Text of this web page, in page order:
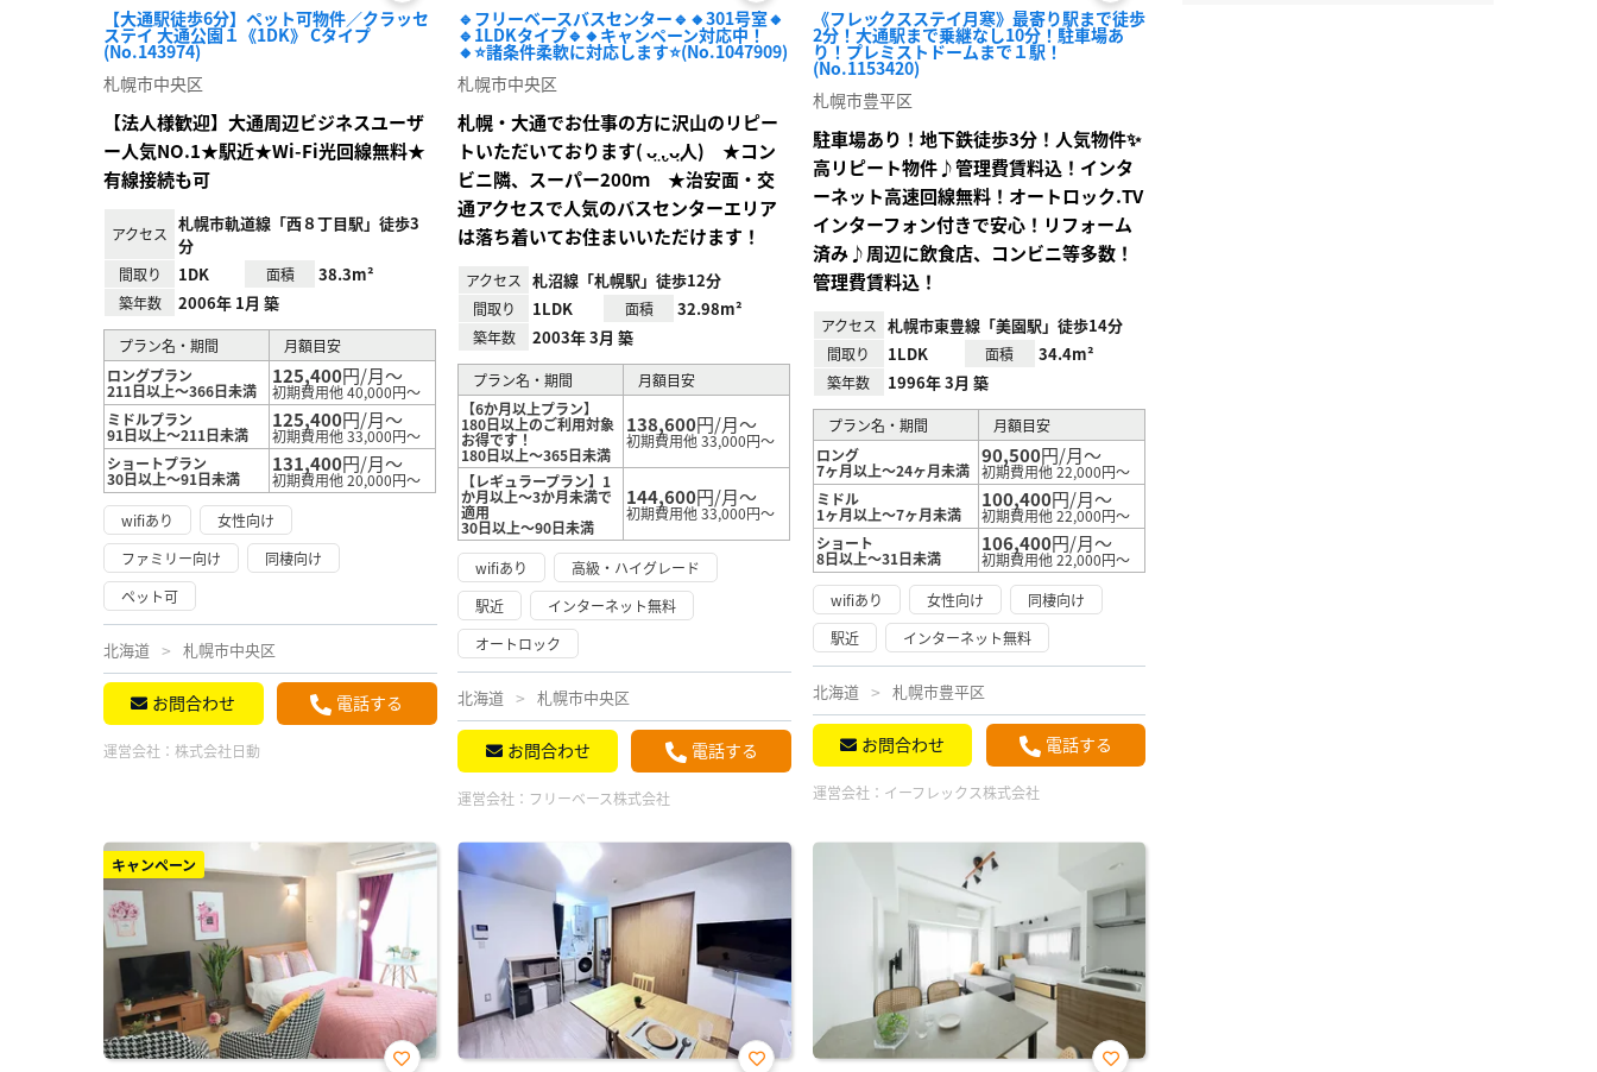
【大通駅徒歩6分】ペット可物件／クラッセ
ステイ 大通公園１《1DK》 Cタイプ
(No.143974)
お気
に入
札幌市中央区
【法人様歓迎】大通周辺ビジネスユーザ
ー人気NO.1★駅近★Wi-Fi光回線無料★
有線接続も可
アクセス
札幌市軌道線「西８丁目駅」徒歩3
分
間取り 1DK 面積 38.3m²
築年数 2006年 1月 築
プラン名・期間
月額目安
ロングプラン
211日以上～366日未満
125,400円/月～
初期費用他 40,000円～
ミドルプラン
91日以上～211日未満
125,400円/月～
初期費用他 33,000円～
ショートプラン
30日以上～91日未満
131,400円/月～
初期費用他 20,000円～
wifiあり
女性向け
ファミリー向け
同棲向け
ペット可
北海道 札幌市中央区
お問合わせ 電話する
運営会社： 株式会社日動
🔹フリーベースバスセンター🔹🔸301号室🔸
🔹1LDKタイプ🔹🔸キャンペーン対応中！
🔸⭐諸条件柔軟に対応します⭐(No.1047909)
お気
に入
り登
録
札幌市中央区
札幌・大通でお仕事の方に沢山のリピー
トいただいております( ᴗ̤ .̮ ᴗ̤人) ★コン
ビニ隣、スーパー200ｍ ★治安面・交
通アクセスで人気のバスセンターエリア
は落ち着いてお住まいいただけます！
アクセス 札沼線「札幌駅」徒歩12分
間取り 1LDK 面積 32.98m²
築年数 2003年 3月 築
プラン名・期間
月額目安
【6か月以上プラン】
180日以上のご利用対象
お得です！
180日以上～365日未満
138,600円/月～
初期費用他 33,000円～
【レギュラープラン】1
か月以上～3か月未満で
適用
30日以上～90日未満
144,600円/月～
初期費用他 33,000円～
wifiあり
高級・ハイグレード
駅近
インターネット無料
オートロック
北海道 札幌市中央区
お問合わせ 電話する
運営会社： フリーベース株式会社
《フレックスステイ月寒》最寄り駅まで徒歩
2分！大通駅まで乗継なし10分！駐車場あ
り！プレミストドームまで１駅！
(No.1153420)
お気
に入
り登
札幌市豊平区
駐車場あり！地下鉄徒歩3分！人気物件✨
高リピート物件♪管理費賃料込！インタ
ーネット高速回線無料！オートロック.TV
インターフォン付きで安心！リフォーム
済み♪周辺に飲食店、コンビニ等多数！
管理費賃料込！
アクセス 札幌市東豊線「美園駅」徒歩14分
間取り 1LDK 面積 34.4m²
築年数 1996年 3月 築
プラン名・期間
月額目安
ロング
7ヶ月以上～24ヶ月未満
90,500円/月～
初期費用他 22,000円～
ミドル
1ヶ月以上～7ヶ月未満
100,400円/月～
初期費用他 22,000円～
ショート
8日以上～31日未満
106,400円/月～
初期費用他 22,000円～
wifiあり
女性向け
同棲向け
駅近
インターネット無料
北海道 札幌市豊平区
お問合わせ 電話する
運営会社： イーフレックス株式会社
キャンペーン